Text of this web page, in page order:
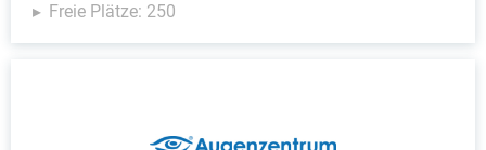
Freie Plätze: 250